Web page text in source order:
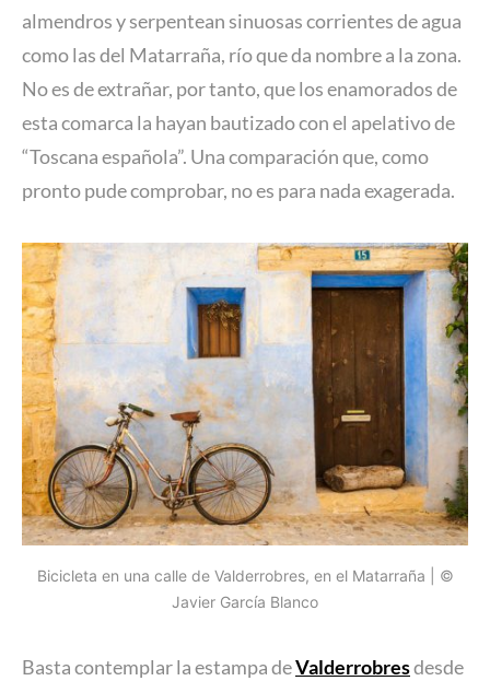
almendros y serpentean sinuosas corrientes de agua
como las del Matarraña, río que da nombre a la zona.
No es de extrañar, por tanto, que los enamorados de
esta comarca la hayan bautizado con el apelativo de
“Toscana española”. Una comparación que, como
pronto pude comprobar, no es para nada exagerada.
Bicicleta en una calle de Valderrobres, en el Matarraña | ©
Javier García Blanco
Basta contemplar la estampa deValderrobresdesde